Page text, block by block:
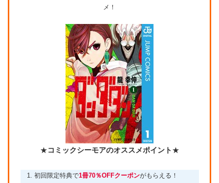
メ！
★コミックシーモアのオススメポイント ★
初回限定特典で1冊70％OFFクーポンがもらえる！